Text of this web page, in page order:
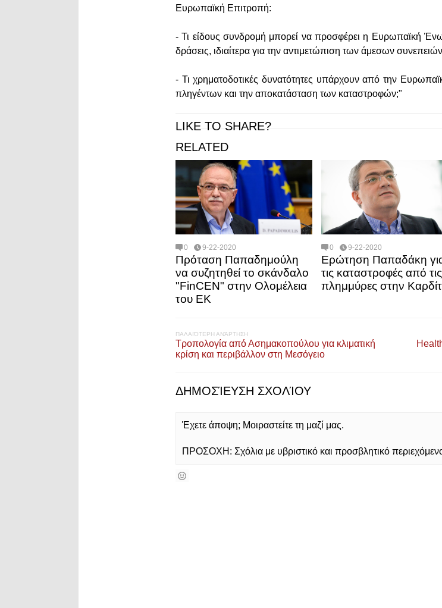
Ευρωπαϊκή Επιτροπή:
- Τι είδους συνδρομή μπορεί να προσφέρει η Ευρωπαϊκή
δράσεις, ιδιαίτερα για την αντιμετώπιση των άμεσων
- Τι χρηματοδοτικές δυνατότητες υπάρχουν από την
πληγέντων και την αποκατάσταση των καταστροφών;"
LIKE TO SHARE?
RELATED
0 9-22-2020
Πρόταση Παπαδημούλη
να συζητηθεί το σκάνδαλο
"FinCEN" στην Ολομέλεια
του ΕΚ
0 9-22-2020
Ερώτηση Παπαδάκη
τις καταστροφές από τις
πλημμύρες στην
ΠΑΛΑΙΌΤΕΡΗ ΑΝΆΡΤΗΣΗ
Τροπολογία από Ασημακοπούλου για κλιματική
κρίση και περιβάλλον στη Μεσόγειο
ΔΗΜΟΣΊΕΥΣΗ ΣΧΟΛΊΟΥ
Έχετε άποψη; Μοιραστείτε τη μαζί μας.
ΠΡΟΣΟΧΗ: Σχόλια με υβριστικό και προσβλητικό